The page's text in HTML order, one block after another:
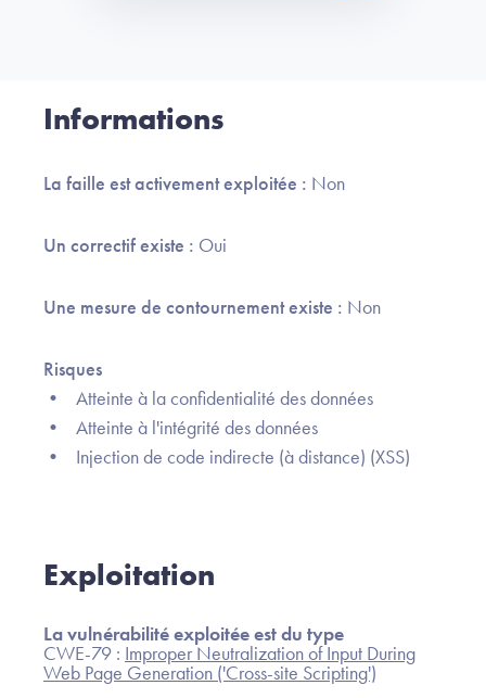
Informations
La faille est activement exploitée : Non
Un correctif existe : Oui
Une mesure de contournement existe : Non
Risques
• Atteinte à la confidentialité des données
• Atteinte à l'intégrité des données
• Injection de code indirecte (à distance) (XSS)
Exploitation
La vulnérabilité exploitée est du type
CWE-79 : Improper Neutralization of Input During
Web Page Generation ('Cross-site Scripting')